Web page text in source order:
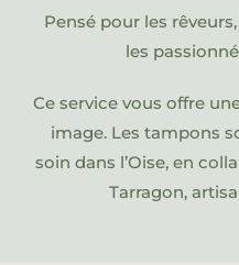
Pensé pour les
les
Ce service vous offre
image. Les tampons
soin dans l’Oise, en
Tarragon,